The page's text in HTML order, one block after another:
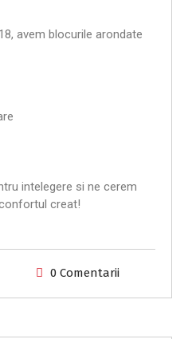
avem blocurile arondate
intelegere si ne cerem
creat!
0 Comentarii